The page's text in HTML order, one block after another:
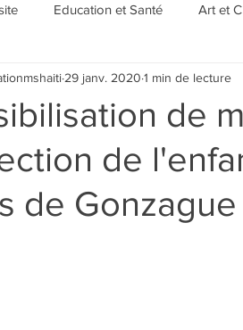
Education et Santé Art et
Evénements/Rubriques
de
de
de
29 janv. 2020 1 min de lecture